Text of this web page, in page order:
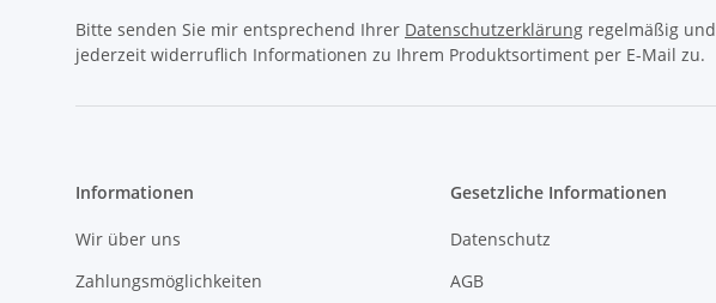
Bitte senden Sie mir entsprechend Ihrer Datenschutzerklärung regelmäßig und
jederzeit widerruflich Informationen zu Ihrem Produktsortiment per E-Mail zu.
Informationen
Wir über uns
Zahlungsmöglichkeiten
Gesetzliche Informationen
Datenschutz
AGB